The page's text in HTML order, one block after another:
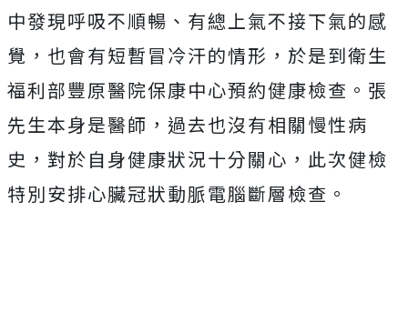
中發現呼吸不順暢、有總上氣不接下氣的感
覺，也會有短暫冒冷汗的情形，於是到衛生
福利部豐原醫院保康中心預約健康檢查。張
先生本身是醫師，過去也沒有相關慢性病
史，對於自身健康狀況十分關心，此次健檢
特別安排心臟冠狀動脈電腦斷層檢查。